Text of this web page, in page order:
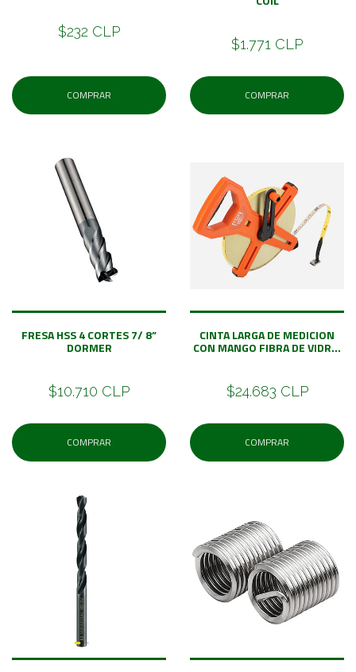
$232 CLP
COMPRAR
$1.771 CLP
COMPRAR
FRESA HSS 4 CORTES 7/ 8”
DORMER
$10.710 CLP
COMPRAR
CINTA LARGA DE MEDICION
CON MANGO FIBRA DE VIDR...
$24.683 CLP
COMPRAR